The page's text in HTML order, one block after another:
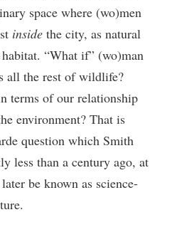
space where (wo)men
inside the city, as natural
“What if” (wo)man
all the rest of wildlife?
terms of our relationship
environment? That is
question which Smith
less than a century ago, at
be known as science-